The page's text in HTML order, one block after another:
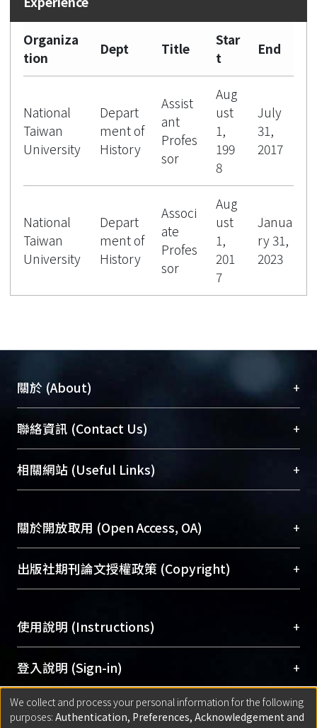
Organiza
tion
Dept Title
Star
t
End
National
Taiwan
University
Depart
ment of
History
Assist
ant
Profes
sor
Aug
ust
1,
199
8
July
31,
2017
National
Taiwan
University
Depart
ment of
History
Associ
ate
Profes
sor
Aug
ust
1,
201
7
Janua
ry 31,
2023
關於 (About) +
臺大位居世界頂尖大學之列，為永久珍藏及向國際
展現本校豐碩的研究成果及學術能量，圖書館整合
機構典藏（NTUR）與學術庫（AH）不同功能平
台，成為臺大學術典藏NTU scholars。期能整合研
成果。
To permanently archive and promote researcher
profiles and scholarly works, Library integrates the
services of “NTU Repository” with “Academic
聯絡資訊 (Contact Us) +
總館學科館員(Main Library)
醫學圖書館學科館員(Medical Library)
Sciences Library)
相關網站 (Useful Links) +
關於開放取用 (Open Access, OA) +
開放取用是從使用者角度提升資訊取用性的社會運
動，應用在學術研究上是透過將研究著作公開供使
用逐年攀升。同時可加速研究發展、提升研究影響
Archive）平台。 （點選深入了解OA）
出版社期刊論文授權政策 (Copyright) +
含部分內容的版權非匯入者所有，或由第三方贊
助與合作完成，請確認該版權所有者及第三方同
意提供此授權。
Please represent that the submission is your
original work, and that you have the right to
grant the rights to upload.
使用說明 (Instructions) +
網站簡介(Quickstart Guide)
使用手冊(Instruction Manual)
線上預約服務(Booking Service)
登入說明 (Sign-in) +
方案一：臺灣大學計算機中心帳號登入
匯入著作 (Submission) +
We collect and process your personal information for the following
purposes: Authentication, Preferences, Acknowledgement and